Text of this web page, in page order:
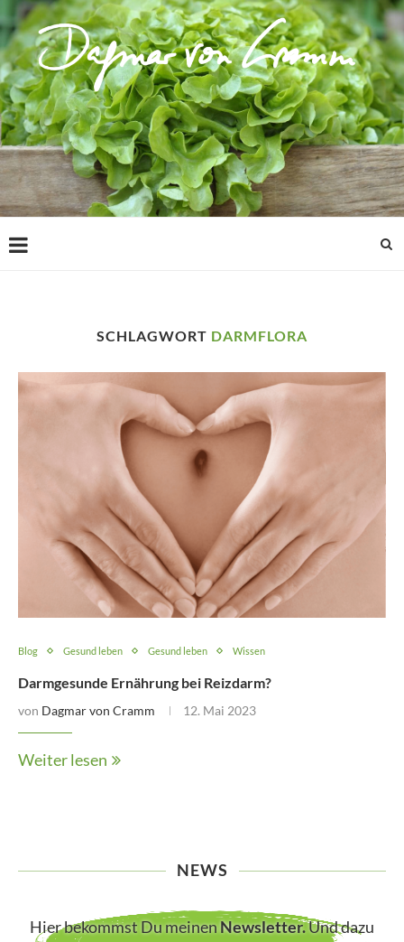
SCHLAGWORT DARMFLORA
Blog Gesund leben Gesund leben Wissen
Darmgesunde Ernährung bei Reizdarm?
von Dagmar von Cramm 12. Mai 2023
Weiter lesen
NEWS
Hier bekommst Du meinenNewsletter.Und dazu